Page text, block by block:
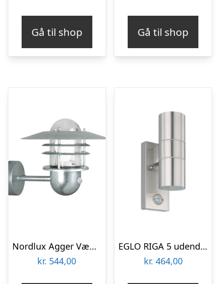
Gå til shop Gå til shop
Nordlux Agger Væglampe med sensor, Galvaniseret stål
kr. 544,00
EGLO RIGA 5 udendørs væglampe med sensor, rustfrit stål
kr. 464,00